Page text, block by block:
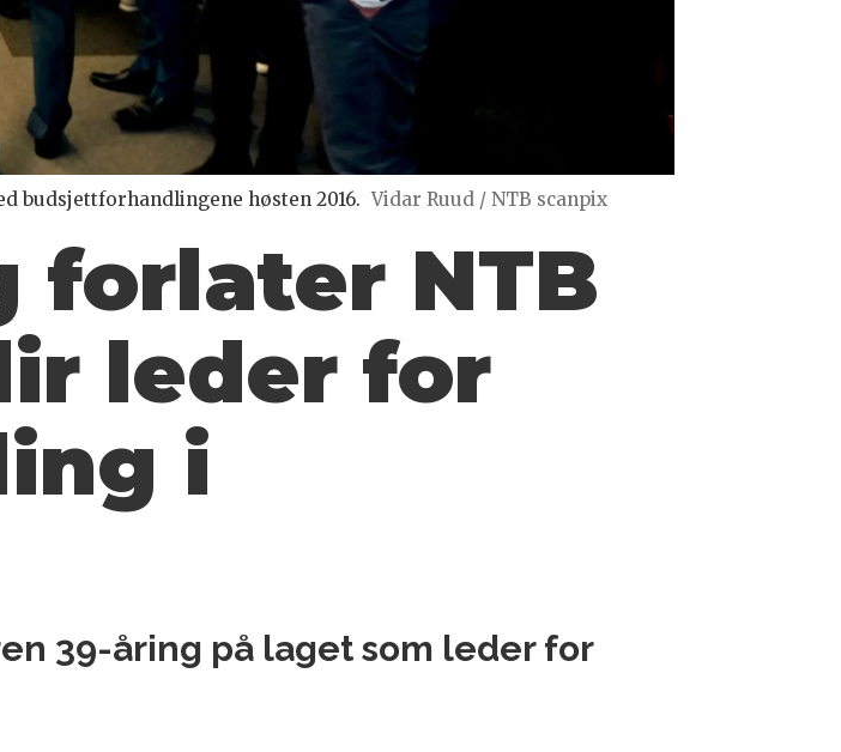
budsjettforhandlingene høsten 2016. Vidar Ruud / NTB scanpix
forlater NTB
leder for
i
39-åring på laget som leder for